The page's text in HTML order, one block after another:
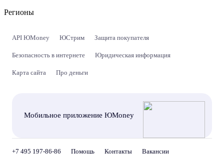
Регионы
API ЮMoney ЮСтрим Защита покупателя
Безопасность в интернете Юридическая информация
Карта сайта Про деньги
Мобильное приложение ЮMoney
+7 495 197-86-86 Помощь Контакты Вакансии